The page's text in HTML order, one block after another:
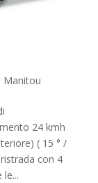
Manitou
24 kmh
( 15 ° /
con 4